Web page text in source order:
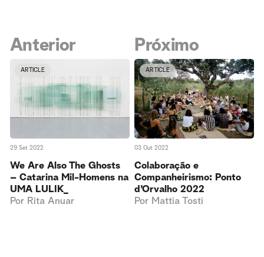
Anterior
ARTICLE
29 Set 2022
We Are Also The Ghosts
– Catarina Mil-Homens na
UMA LULIK_
Por Rita Anuar
Próximo
ARTICLE
03 Out 2022
Colaboração e
Companheirismo: Ponto
d’Orvalho 2022
Por Mattia Tosti